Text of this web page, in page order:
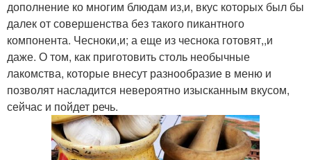
дополнение ко многим блюдам из,и, вкус которых был бы
далек от совершенства без такого пикантного
компонента. Чесноки,и; а еще из чеснока готовят,,и
даже. О том, как приготовить столь необычные
лакомства, которые внесут разнообразие в меню и
позволят насладится невероятно изысканным вкусом,
сейчас и пойдет речь.